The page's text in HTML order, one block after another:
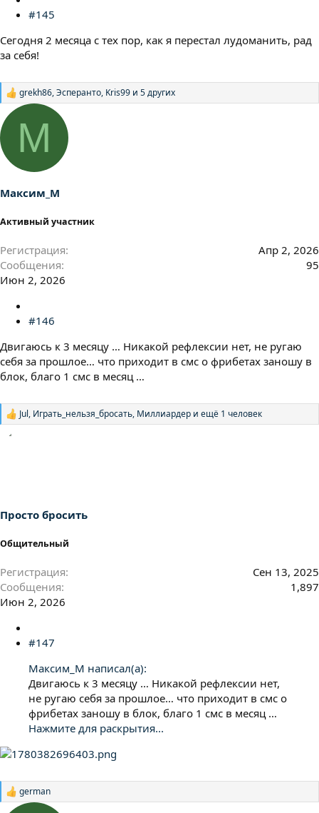
#145
Сегодня 2 месяца с тех пор, как я перестал лудоманить, рад
за себя!
Р
а
и
и
grekh86,Эсперанто, Kris99 и 5 других
М
Максим_М
Активный участник
Регистрация
Апр 2, 2026
Сообщения
95
Июн 2, 2026
#146
Двигаюсь к 3 месяцу … Никакой рефлексии нет, не ругаю
себя за прошлое… что приходит в смс о фрибетах заношу в
блок, благо 1 смс в месяц …
Р
Jul, Играть_нельзя_бросать, Миллиардер и ещё 1 человек
Просто бросить
Общительный
Регистрация
Сен 13, 2025
Сообщения
1,897
Июн 2, 2026
#147
Максим_М написал(а):
Двигаюсь к 3 месяцу … Никакой рефлексии нет,
не ругаю себя за прошлое… что приходит в смс о
фрибетах заношу в блок, благо 1 смс в месяц …
Нажмите для раскрытия...
Р
german